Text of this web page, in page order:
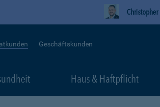
Geschäftskunden
Haus & Haftpflicht